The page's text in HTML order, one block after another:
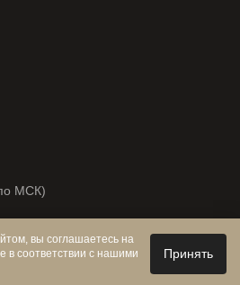
МСК)
вы соглашаетесь на
в соответствии с нашими
Принять